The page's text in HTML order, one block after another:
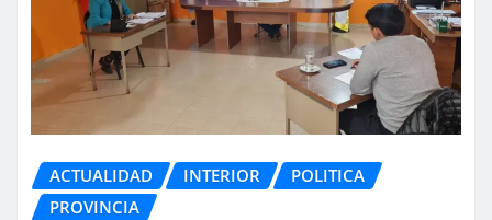
ACTUALIDAD INTERIOR
POLITICA
PROVINCIA